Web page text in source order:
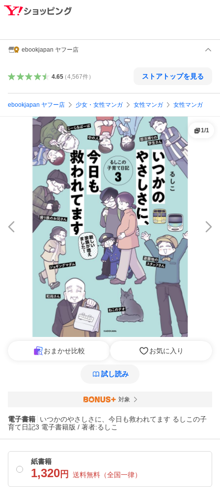
ebookjapan ヤフー店
4.65（4,567件） ストアトップを見る
ebookjapan ヤフー店 少女・女性マンガ 女性マンガ 女性マンガ
1/1
おまかせ比較 お気に入り
試し読み
対象
電子書籍
いつかのやさしさに、今日も救われてます るしこの子
育て日記3 電子書籍版 / 著者:るしこ
紙書籍
1,320 円 送料無料 （全国一律）